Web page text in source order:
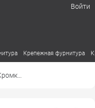
Войти
Крепежная фурнитура